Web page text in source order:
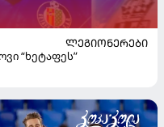
ᲚᲔᲒᲘᲝᲜᲔᲠᲔᲑᲘ
“ხეტაფეს”